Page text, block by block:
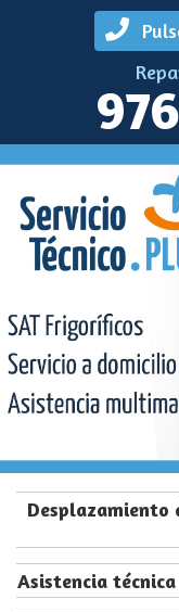
Desplazamiento
Asistencia